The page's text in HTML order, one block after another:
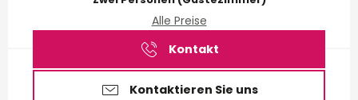
Alle Preise
Kontakt
Kontaktieren Sie uns